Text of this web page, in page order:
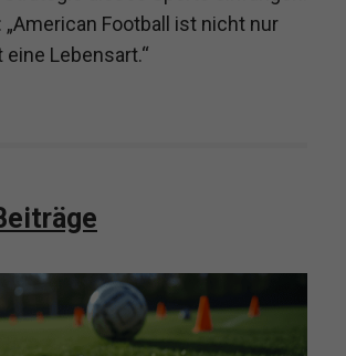
„American Football ist nicht nur
eine Lebensart.“